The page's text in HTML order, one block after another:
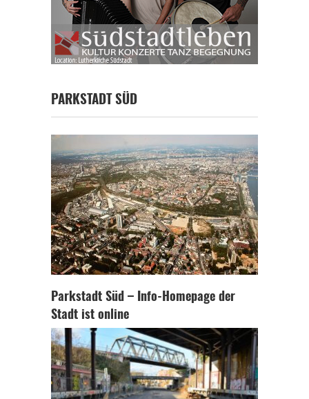
PARKSTADT SÜD
Parkstadt Süd – Info-Homepage der
Stadt ist online